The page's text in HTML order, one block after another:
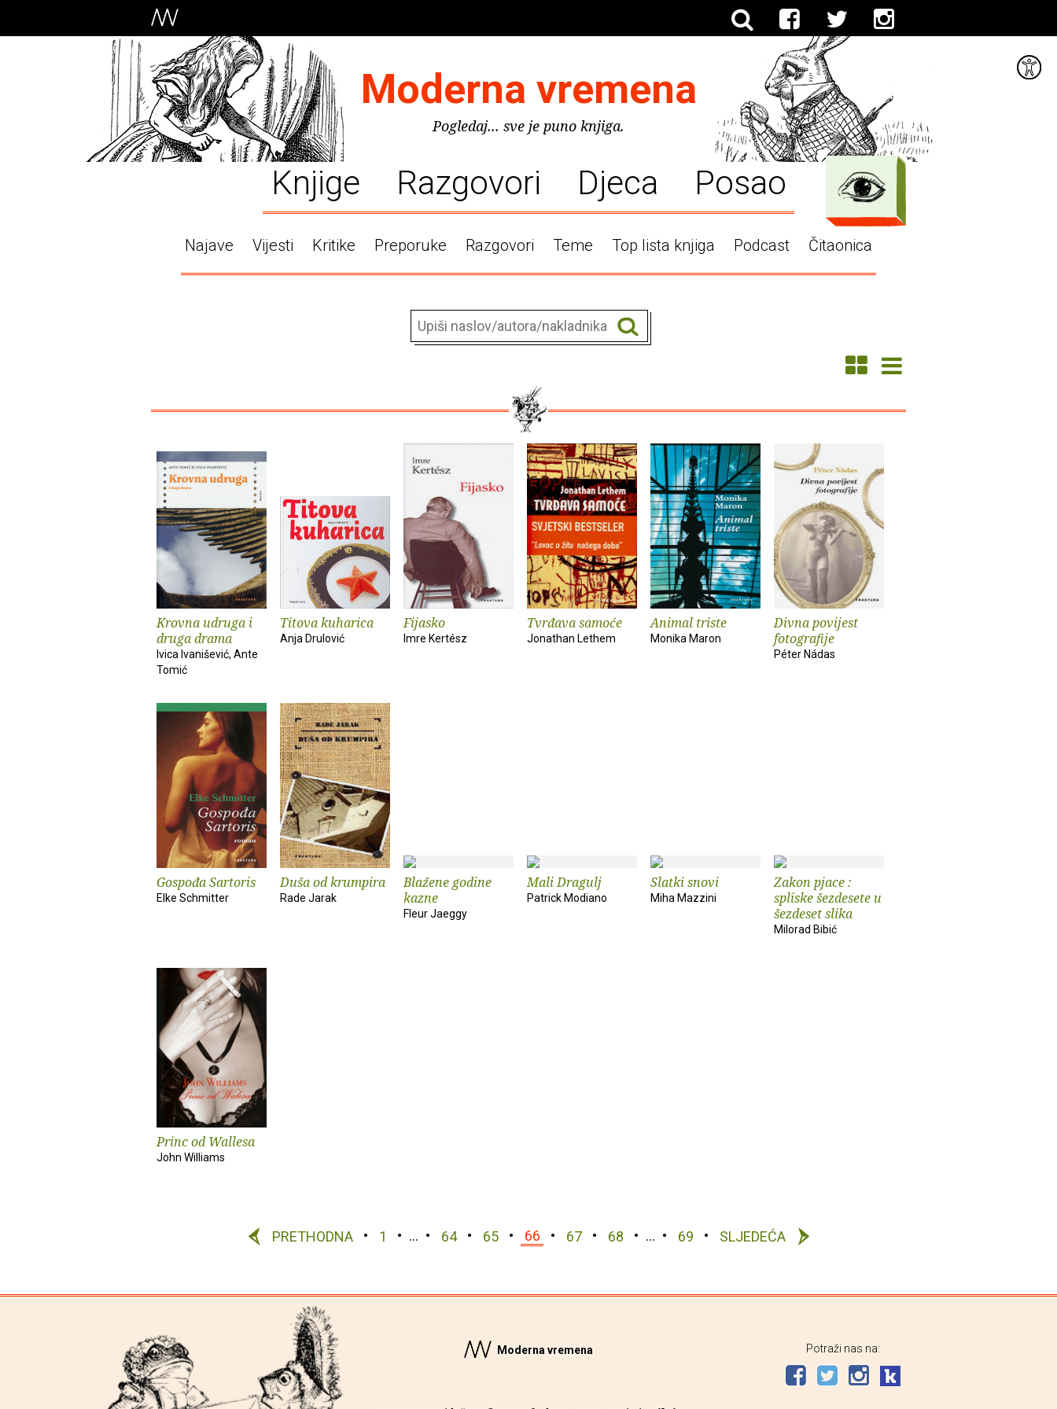
Moderna vremena
Pogledaj... sve je puno knjiga.
Knjige Razgovori Djeca Posao
Najave Vijesti Kritike Preporuke Razgovori Teme Top lista knjiga Podcast Čitaonica
Krovna udruga i
druga drama
Ivica Ivanišević, Ante
Tomić
Titova kuharica
Anja Drulović
Fijasko
Imre Kertész
Tvrđava samoće
Jonathan Lethem
Animal triste
Monika Maron
Divna povijest
fotografije
Péter Nádas
Gospođa Sartoris
Elke Schmitter
Duša od krumpira
Rade Jarak
Blažene godine
kazne
Fleur Jaeggy
Mali Dragulj
Patrick Modiano
Slatki snovi
Miha Mazzini
Zakon pjace :
spliske šezdesete u
šezdeset slika
Milorad Bibić
Princ od Wallesa
John Williams
PRETHODNA 1 … 64 65 66 67 68 … 69 SLJEDEĆA
Moderna vremena Potraži nas na: